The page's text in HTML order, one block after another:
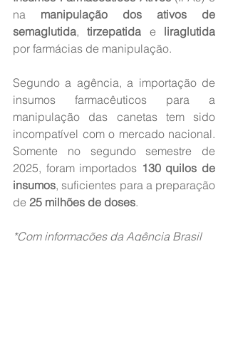
na manipulação dos ativos de
semaglutida, tirzepatida e liraglutida
por farmácias de manipulação.
Segundo a agência, a importação de
insumos farmacêuticos para a
manipulação das canetas tem sido
incompatível com o mercado nacional.
Somente no segundo semestre de
2025, foram importados 130 quilos de
insumos, suficientes para a preparação
de 25 milhões de doses.
*Com informações da Agência Brasil